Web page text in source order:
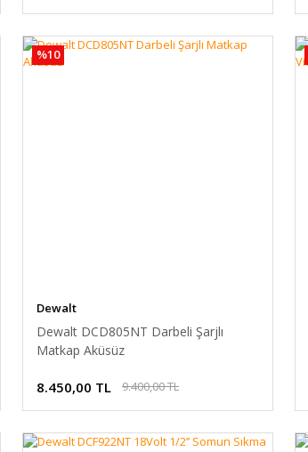
%10
Dewalt
Dewalt DCD805NT Darbeli Şarjlı
Matkap Aküsüz
8.450,00 TL 9.400,00 TL